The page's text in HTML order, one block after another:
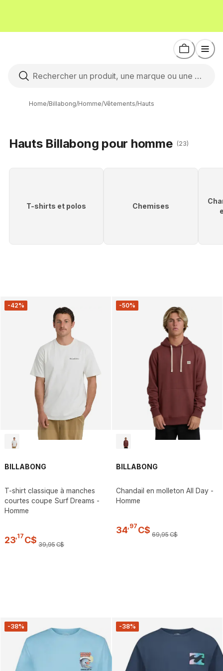
Home/Billabong/Homme/Vêtements/Hauts
Hauts Billabong pour homme (23)
T-shirts et polos Chemises
-42%
BILLABONG
T-shirt classique à manches
courtes coupe Surf Dreams -
Homme
23 17 C$ 39,95C$
-50%
BILLABONG
Chandail en molleton All Day -
Homme
34 97 C$ 69,95C$
-38% -38%